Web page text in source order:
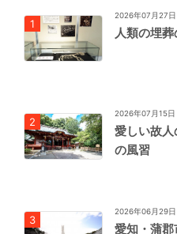
2026年07月27日
人類の埋
2026年07月15日
愛しい故人
の風習
2026年06月29日
愛知・蒲